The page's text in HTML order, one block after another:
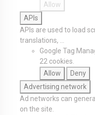
Allow
APIs
APIs are used to load
translations, ...
Google Tag
22 cookies.
Allow
Deny
Advertising network
Ad networks can
on the site.